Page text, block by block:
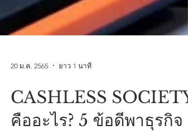
20 ม.ค. 2565 ยาว 1 นาที
CASHLESS SOCIETY